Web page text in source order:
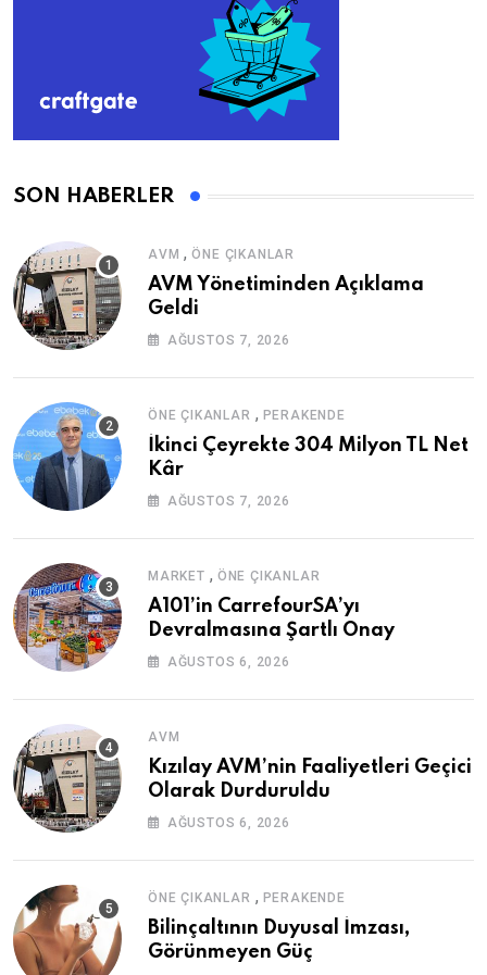
SON HABERLER
AVM ,ÖNE ÇIKANLAR
AVM Yönetiminden Açıklama
Geldi
AĞUSTOS 7, 2026
ÖNE ÇIKANLAR , PERAKENDE
İkinci Çeyrekte 304 Milyon TL Net
Kâr
AĞUSTOS 7, 2026
MARKET , ÖNE ÇIKANLAR
A101’in CarrefourSA’yı
Devralmasına Şartlı Onay
AĞUSTOS 6, 2026
AVM
Kızılay AVM’nin Faaliyetleri Geçici
Olarak Durduruldu
AĞUSTOS 6, 2026
ÖNE ÇIKANLAR , PERAKENDE
Bilinçaltının Duyusal İmzası,
Görünmeyen Güç